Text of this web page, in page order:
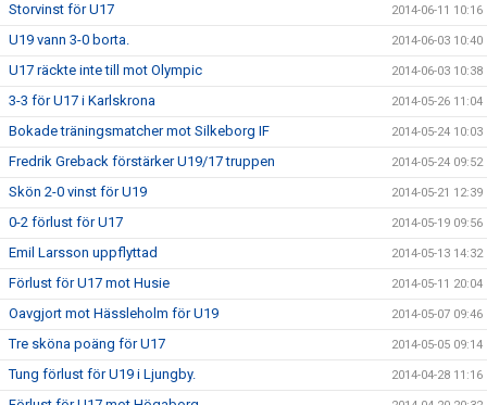
Storvinst för U17 2014-06-11 10:16
U19 vann 3-0 borta. 2014-06-03 10:40
U17 räckte inte till mot Olympic 2014-06-03 10:38
3-3 för U17 i Karlskrona 2014-05-26 11:04
Bokade träningsmatcher mot Silkeborg IF 2014-05-24 10:03
Fredrik Greback förstärker U19/17 truppen 2014-05-24 09:52
Skön 2-0 vinst för U19 2014-05-21 12:39
0-2 förlust för U17 2014-05-19 09:56
Emil Larsson uppflyttad 2014-05-13 14:32
Förlust för U17 mot Husie 2014-05-11 20:04
Oavgjort mot Hässleholm för U19 2014-05-07 09:46
Tre sköna poäng för U17 2014-05-05 09:14
Tung förlust för U19 i Ljungby. 2014-04-28 11:16